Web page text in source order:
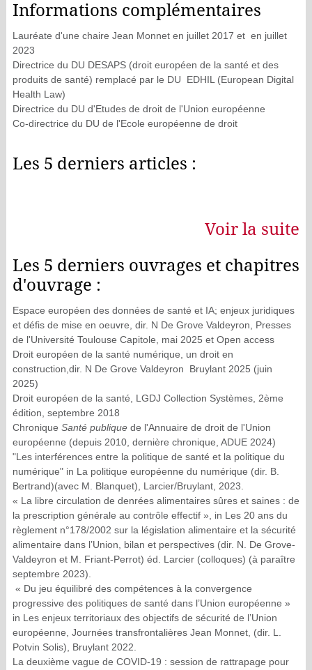
Informations complémentaires
Lauréate d'une chaire Jean Monnet en juillet 2017 et en juillet
2023
Directrice du DU DESAPS (droit européen de la santé et des
produits de santé) remplacé par le DU EDHIL (European Digital
Health Law)
Directrice du DU d'Etudes de droit de l'Union européenne
Co-directrice du DU de l'Ecole européenne de droit
Les 5 derniers articles :
Voir la suite
Les 5 derniers ouvrages et chapitres
d'ouvrage :
Espace européen des données de santé et IA; enjeux juridiques
et défis de mise en oeuvre, dir. N De Grove Valdeyron, Presses
de l'Université Toulouse Capitole, mai 2025 et Open access
Droit européen de la santé numérique, un droit en
construction,dir. N De Grove Valdeyron Bruylant 2025 (juin
2025)
Droit européen de la santé, LGDJ Collection Systèmes, 2ème
édition, septembre 2018
Chronique Santé publiquede l'Annuaire de droit de l'Union
européenne (depuis 2010, dernière chronique, ADUE 2024)
"Les interférences entre la politique de santé et la politique du
numérique" in La politique européenne du numérique (dir. B.
Bertrand)(avec M. Blanquet), Larcier/Bruylant, 2023.
« La libre circulation de denrées alimentaires sûres et saines : de
la prescription générale au contrôle effectif », in Les 20 ans du
règlement n°178/2002 sur la législation alimentaire et la sécurité
alimentaire dans l’Union, bilan et perspectives (dir. N. De Grove-
Valdeyron et M. Friant-Perrot) éd. Larcier (colloques) (à paraître
septembre 2023).
« Du jeu équilibré des compétences à la convergence
progressive des politiques de santé dans l’Union européenne »
in Les enjeux territoriaux des objectifs de sécurité de l’Union
européenne, Journées transfrontalières Jean Monnet, (dir. L.
Potvin Solis), Bruylant 2022.
La deuxième vague de COVID-19 : session de rattrapage pour